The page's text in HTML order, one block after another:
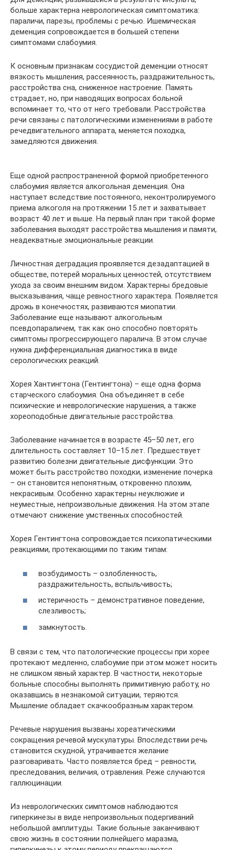
больше характерна неврологическая симптоматика:
параличи, парезы, проблемы с речью. Ишемическая
деменция сопровождается в большей степени
симптомами слабоумия.
К основным признакам сосудистой деменции относят
вязкость мышления, рассеянность, раздражительность,
расстройства сна, сниженное настроение. Память
страдает, но, при наводящих вопросах больной
вспоминает то, что от него требовали. Расстройства
речи связаны с патологическими изменениями в работе
речедвигательного аппарата, меняется походка,
замедляются движения.
Еще одной распространенной формой приобретенного
слабоумия является алкогольная деменция. Она
наступает вследствие постоянного, неконтролируемого
приема алкоголя на протяжении 15 лет и захватывает
возраст 40 лет и выше. На первый план при такой форме
заболевания выходят расстройства мышления и памяти,
неадекватные эмоциональные реакции.
Личностная деградация проявляется дезадаптацией в
обществе, потерей моральных ценностей, отсутствием
ухода за своим внешним видом. Характерны бредовые
высказывания, чаще ревностного характера. Появляется
дрожь в конечностях, развиваются миопатии.
Заболевание еще называют алкогольным
псевдопараличем, так как оно способно повторять
симптомы прогрессирующего паралича. В этом случае
нужна дифференциальная диагностика в виде
серологических реакций.
Хорея Хантингтона (Гентингтона) – еще одна форма
старческого слабоумия. Она объединяет в себе
психические и неврологические нарушения, а также
хореоподобные двигательные расстройства.
Заболевание начинается в возрасте 45–50 лет, его
длительность составляет 10–15 лет. Предшествует
развитию болезни двигательные дисфункции. Это
может быть расстройство походки, изменение почерка
– он становится непонятным, откровенно плохим,
некрасивым. Особенно характерны неуклюжие и
неуместные, непроизвольные движения. На этом этапе
отмечают снижение умственных способностей.
Хорея Гентингтона сопровождается психопатическими
реакциями, протекающими по таким типам:
возбудимость – озлобленность,
раздражительность, вспыльчивость;
истеричность – демонстративное поведение,
слезливость;
замкнутость.
В связи с тем, что патологические процессы при хорее
протекают медленно, слабоумие при этом может носить
не слишком явный характер. В частности, некоторые
больные способны выполнять примитивную работу, но
оказавшись в незнакомой ситуации, теряются.
Мышление обладает скачкообразным характером.
Речевые нарушения вызваны хореатическими
сокращения речевой мускулатуры. Впоследствии речь
становится скудной, утрачивается желание
разговаривать. Часто появляется бред – ревности,
преследования, величия, отравления. Реже случаются
галлюцинации.
Из неврологических симптомов наблюдаются
гиперкинезы в виде непроизвольных подергиваний
небольшой амплитуды. Такие больные заканчивают
свою жизнь в состоянии полнейшего маразма,